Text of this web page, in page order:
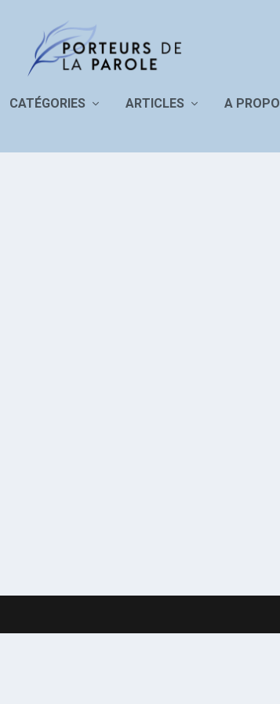
CATÉGORIES ARTICLES A